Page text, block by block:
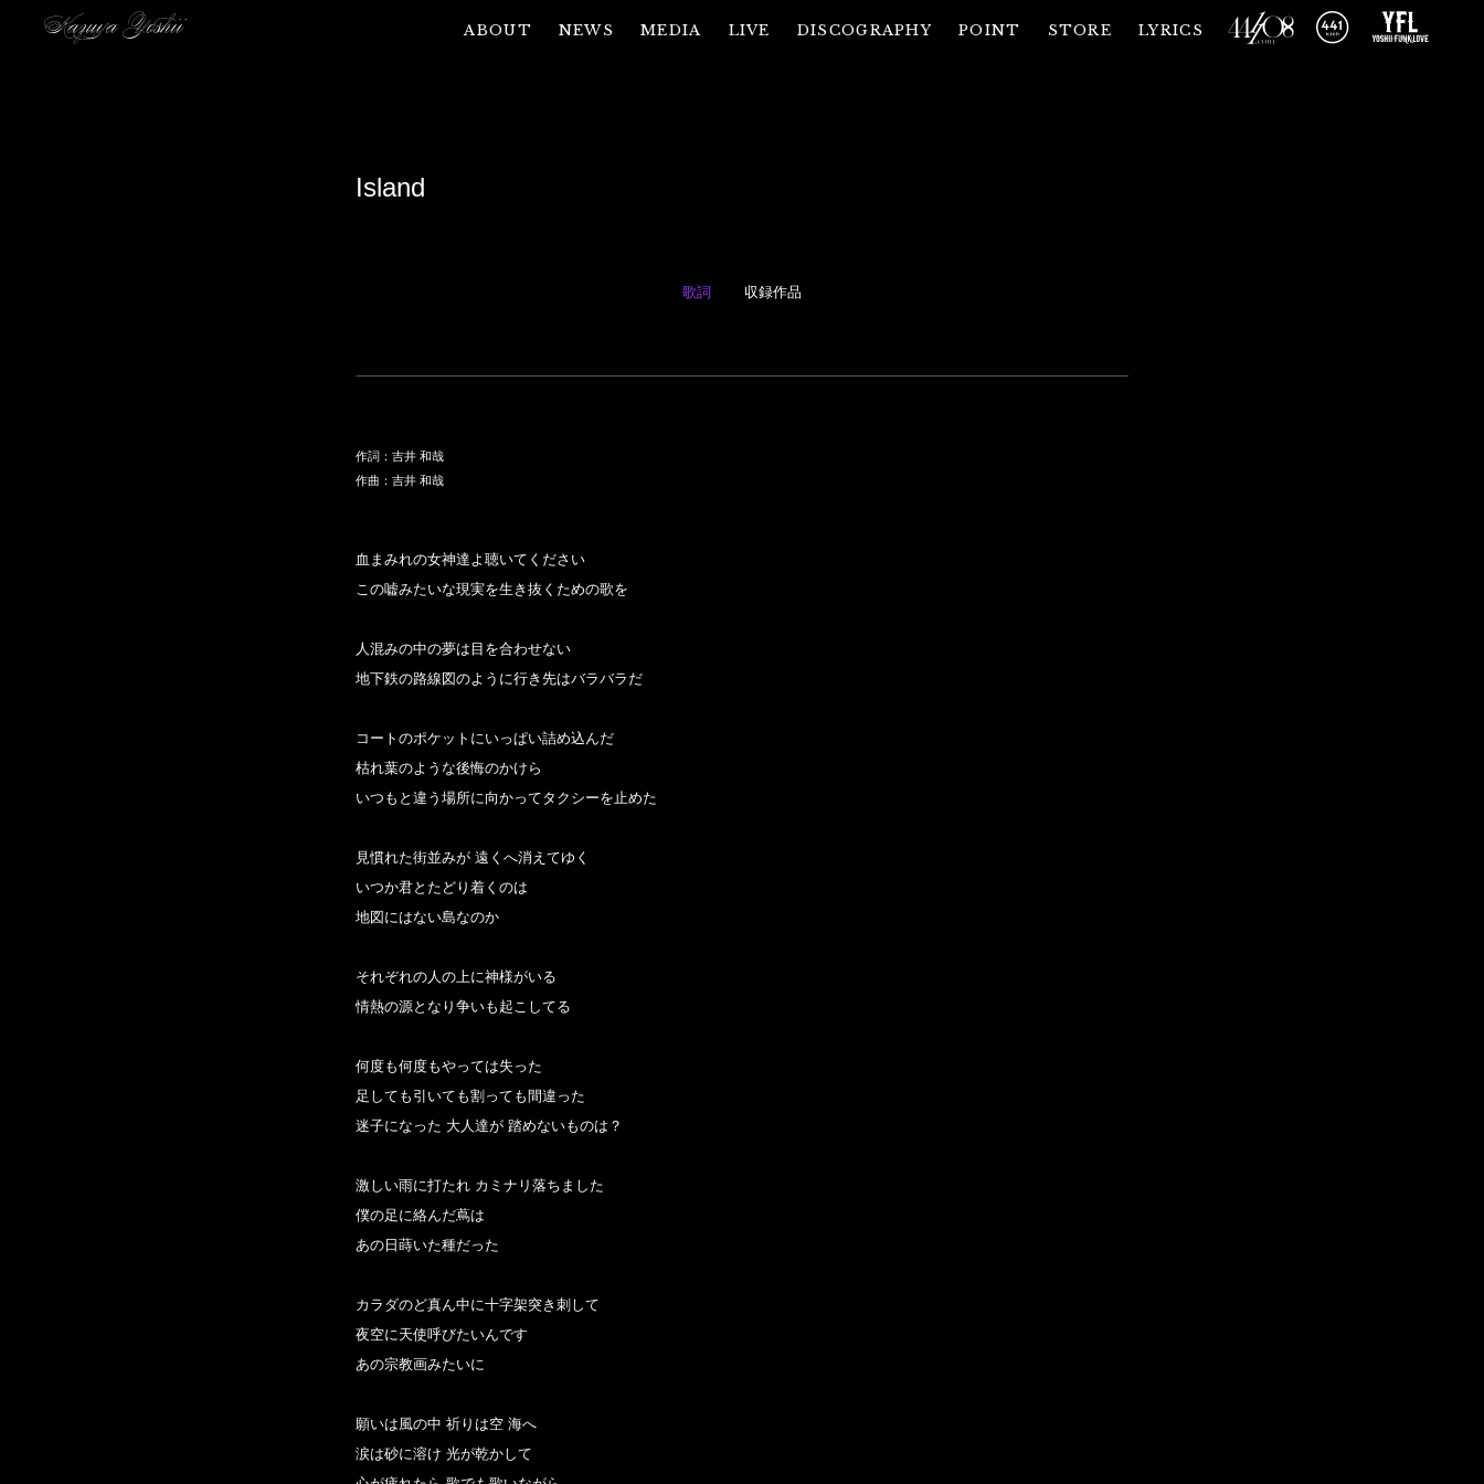
ABOUT NEWS MEDIA LIVE DISCOGRAPHY POINT STORE LYRICS
Island
歌詞 収録作品
作詞：吉井 和哉
作曲：吉井 和哉
血まみれの女神達よ聴いてください
この嘘みたいな現実を生き抜くための歌を
人混みの中の夢は目を合わせない
地下鉄の路線図のように行き先はバラバラだ
コートのポケットにいっぱい詰め込んだ
枯れ葉のような後悔のかけら
いつもと違う場所に向かってタクシーを止めた
見慣れた街並みが 遠くへ消えてゆく
いつか君とたどり着くのは
地図にはない島なのか
それぞれの人の上に神様がいる
情熱の源となり争いも起こしてる
何度も何度もやっては失った
足しても引いても割っても間違った
迷子になった 大人達が 踏めないものは？
激しい雨に打たれ カミナリ落ちました
僕の足に絡んだ蔦は
あの日蒔いた種だった
カラダのど真ん中に十字架突き刺して
夜空に天使呼びたいんです
あの宗教画みたいに
願いは風の中 祈りは空 海へ
涙は砂に溶け 光が乾かして